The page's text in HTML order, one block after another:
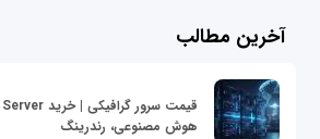
آخرین مطالب
هوش مصنوعی، رندرینگ